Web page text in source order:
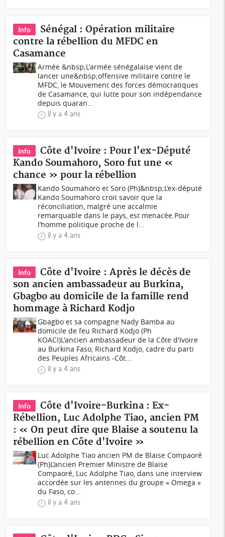
Info
Sénégal : Opération militaire
contre la rébellion du MFDC en
Casamance
Armée &nbsp;L'armée sénégalaise vient de
lancer une&nbsp;offensive militaire contre le
MFDC, le Mouvement des forces démocratiques
de Casamance, qui lutte pour son indépendance
depuis quaran...
il y a 4 ans
Info
Côte d'Ivoire : Pour l'ex-Député
Kando Soumahoro, Soro fut une «
chance » pour la rébellion
Kando Soumahoro et Soro (Ph)&nbsp;L’ex-député
Kando Soumahoro croit savoir que la
réconciliation, malgré une accalmie
remarquable dans le pays, est menacée.Pour
l’homme politique proche de l...
il y a 4 ans
Info
Côte d'Ivoire : Après le décès de
son ancien ambassadeur au Burkina,
Gbagbo au domicile de la famille rend
hommage à Richard Kodjo
Gbagbo et sa compagne Nady Bamba au
domicile de feu Richard Kodjo (Ph
KOACI)L'ancien ambassadeur de la Côte d'Ivoire
au Burkina Faso, Richard Kodjo, cadre du parti
des Peuples Africains -Côt...
il y a 4 ans
Info
Côte d'Ivoire-Burkina : Ex-
Rébellion, Luc Adolphe Tiao, ancien PM
: « On peut dire que Blaise a soutenu la
rébellion en Côte d'Ivoire »
Luc Adolphe Tiao ancien PM de Blaise Compaoré
(Ph)L’ancien Premier Ministre de Blaise
Compaoré, Luc Adolphe Tiao, dans une interview
accordée sur les antennes du groupe « Omega »
du Faso, co...
il y a 4 ans